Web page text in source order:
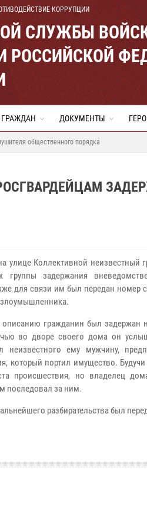
КОРРУПЦИИ
СЛУЖБЫ
РОССИЙСКОЙ
ДОКУМЕНТЫ
общественного порядка
улице Коллективной неизвестный
группы задержания
для связи им был передан номер
злоумышленника.
гражданин был задержан
во дворе своего дома он
неизвестного ему мужчину,
который портил имущество.
происшествия, но владелец
последовал за ним.
разбирательства был